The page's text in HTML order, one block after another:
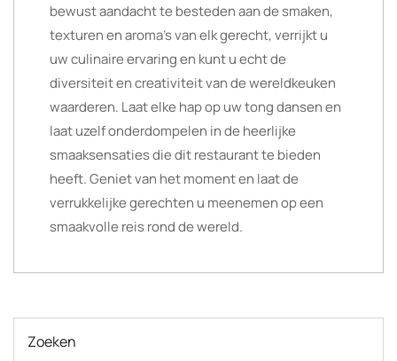
bewust aandacht te besteden aan de smaken,
texturen en aroma’s van elk gerecht, verrijkt u
uw culinaire ervaring en kunt u echt de
diversiteit en creativiteit van de wereldkeuken
waarderen. Laat elke hap op uw tong dansen en
laat uzelf onderdompelen in de heerlijke
smaaksensaties die dit restaurant te bieden
heeft. Geniet van het moment en laat de
verrukkelijke gerechten u meenemen op een
smaakvolle reis rond de wereld.
Zoeken